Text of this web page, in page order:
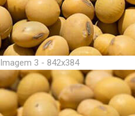
Imagem 3 - 842x384